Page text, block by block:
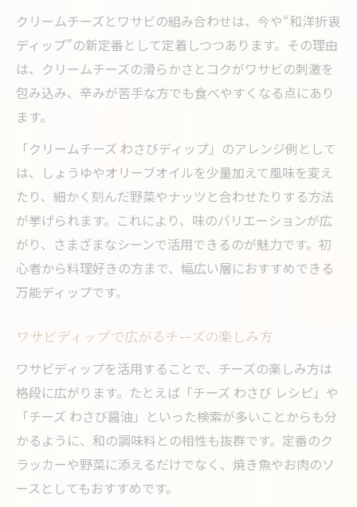
クリームチーズとワサビの組み合わせは、今や“和洋折衷
ディップ”の新定番として定着しつつあります。その理由
は、クリームチーズの滑らかさとコクがワサビの刺激を
包み込み、辛みが苦手な方でも食べやすくなる点にあり
ます。
「クリームチーズ わさびディップ」のアレンジ例として
は、しょうゆやオリーブオイルを少量加えて風味を変え
たり、細かく刻んだ野菜やナッツと合わせたりする方法
が挙げられます。これにより、味のバリエーションが広
がり、さまざまなシーンで活用できるのが魅力です。初
心者から料理好きの方まで、幅広い層におすすめできる
万能ディップです。
ワサビディップで広がるチーズの楽しみ方
ワサビディップを活用することで、チーズの楽しみ方は
格段に広がります。たとえば「チーズ わさび レシピ」や
「チーズ わさび醤油」といった検索が多いことからも分
かるように、和の調味料との相性も抜群です。定番のク
ラッカーや野菜に添えるだけでなく、焼き魚やお肉のソ
ースとしてもおすすめです。